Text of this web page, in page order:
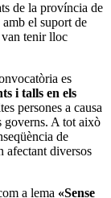
de la província de
el suport de
van tenir lloc
es
i talls en els
persones a causa
governs. A tot això
de
afectant diversos
a lema «Sense